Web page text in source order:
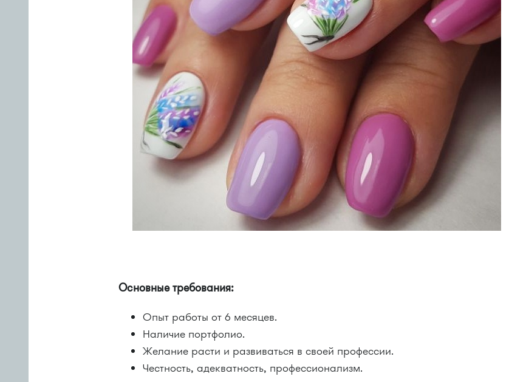
Основные требования:
Опыт работы от 6 месяцев.
Наличие портфолио.
Желание расти и развиваться в своей профессии.
Честность, адекватность, профессионализм.